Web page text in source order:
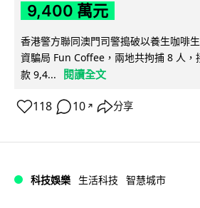
9,400 萬元
香港警方聯同澳門司警搗破以養生咖啡
資騙局 Fun Coffee，兩地共拘捕 8 人，
款 9,4...
閱讀全文
118 10 ↗ 分享
科技娛樂 生活科技 智慧城市